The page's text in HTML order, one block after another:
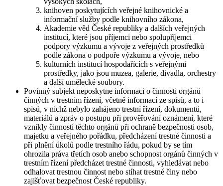
knihoven poskytujících veřejné knihovnické a
informační služby podle knihovního zákona,
Akademie věd České republiky a dalších veřejných
institucí, které jsou příjemci nebo spolupříjemci
podpory výzkumu a vývoje z veřejných prostředků
podle zákona o podpoře výzkumu a vývoje, nebo
kulturních institucí hospodařících s veřejnými
prostředky, jako jsou muzea, galerie, divadla, orchestry
a další umělecké soubory.
Povinný subjekt neposkytne informaci o činnosti orgánů
činných v trestním řízení, včetně informací ze spisů, a to i
spisů, v nichž nebylo zahájeno trestní řízení, dokumentů,
materiálů a zpráv o postupu při prověřování oznámení, které
vznikly činností těchto orgánů při ochraně bezpečnosti osob,
majetku a veřejného pořádku, předcházení trestné činnosti a
při plnění úkolů podle trestního řádu, pokud by se tím
ohrozila práva třetích osob anebo schopnost orgánů činných v
trestním řízení předcházet trestné činnosti, vyhledávat nebo
odhalovat trestnou činnost nebo stíhat trestné činy nebo
zajišťovat bezpečnost České republiky.